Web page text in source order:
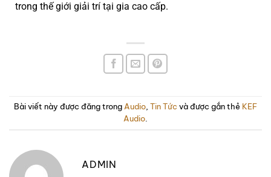
trong thế giới giải trí tại gia cao cấp.
Bài viết này được đăng trongAudio, Tin Tức và được gắn thẻ KEF
Audio.
ADMIN